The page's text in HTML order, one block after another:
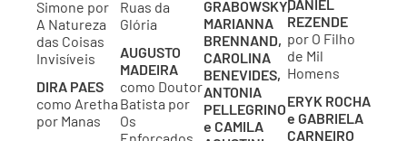
Simone por
A Natureza
das Coisas
Invisíveis
DIRA PAES
como Aretha
por Manas
Ruas da
Glória
AUGUSTO
MADEIRA
como Doutor
Batista por
Os
GRABOWSKY,
MARIANNA
BRENNAND,
CAROLINA
BENEVIDES,
ANTONIA
PELLEGRINO
e CAMILA
DANIEL
REZENDE
por O Filho
de Mil
Homens
ERYK ROCHA
e GABRIELA
CARNEIRO